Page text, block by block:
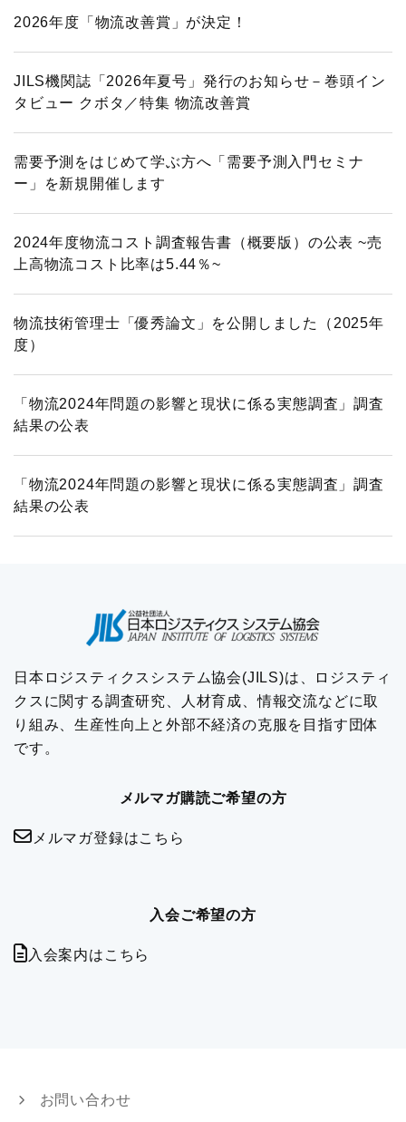
2026年度「物流改善賞」が決定！
JILS機関誌「2026年夏号」発行のお知らせ－巻頭イン
タビュー クボタ／特集 物流改善賞
需要予測をはじめて学ぶ方へ「需要予測入門セミナ
ー」を新規開催します
2024年度物流コスト調査報告書（概要版）の公表 ~売
上高物流コスト比率は5.44％~
物流技術管理士「優秀論文」を公開しました（2025年
度）
「物流2024年問題の影響と現状に係る実態調査」調査
結果の公表
「物流2024年問題の影響と現状に係る実態調査」調査
結果の公表
日本ロジスティクスシステム協会(JILS)は、ロジスティ
クスに関する調査研究、人材育成、情報交流などに取
り組み、生産性向上と外部不経済の克服を目指す団体
です。
メルマガ購読ご希望の方
メルマガ登録はこちら
入会ご希望の方
入会案内はこちら
お問い合わせ